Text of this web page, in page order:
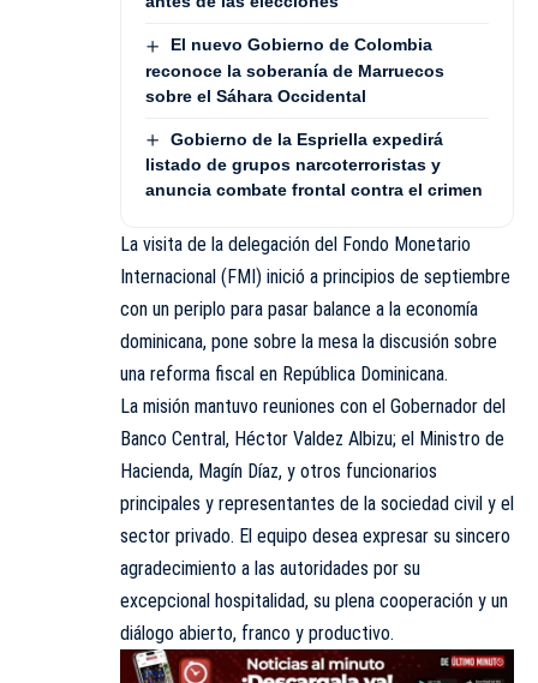
El nuevo Gobierno de Colombia
reconoce la soberanía de Marruecos
sobre el Sáhara Occidental
Gobierno de la Espriella expedirá
listado de grupos narcoterroristas y
anuncia combate frontal contra el crimen
La visita de la delegación del Fondo Monetario
Internacional (FMI) inició a principios de septiembre
con un periplo para pasar balance a la economía
dominicana, pone sobre la mesa la discusión sobre
una reforma fiscal en República Dominicana.
La misión mantuvo reuniones con el Gobernador del
Banco Central, Héctor Valdez Albizu; el Ministro de
Hacienda, Magín Díaz, y otros funcionarios
principales y representantes de la sociedad civil y el
sector privado. El equipo desea expresar su sincero
agradecimiento a las autoridades por su
excepcional hospitalidad, su plena cooperación y un
diálogo abierto, franco y productivo.